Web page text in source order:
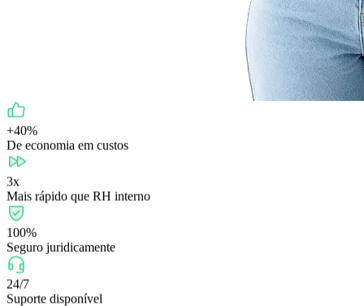
+40%
De economia em custos
3x
Mais rápido que RH interno
100%
Seguro juridicamente
24/7
Suporte disponível